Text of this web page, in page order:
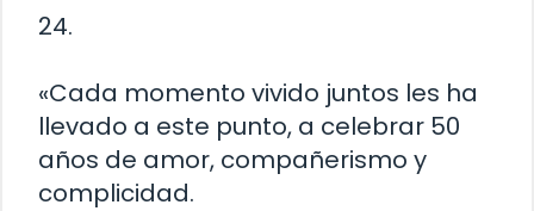
24.
«Cada momento vivido juntos les ha
llevado a este punto, a celebrar 50
años de amor, compañerismo y
complicidad.